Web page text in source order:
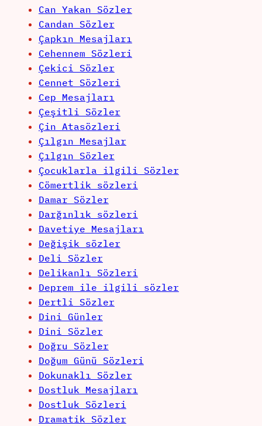
Can Yakan Sözler
Candan Sözler
Çapkın Mesajları
Cehennem Sözleri
Çekici Sözler
Cennet Sözleri
Cep Mesajları
Çeşitli Sözler
Çin Atasözleri
Çılgın Mesajlar
Çılgın Sözler
Çocuklarla ilgili Sözler
Cömertlik sözleri
Damar Sözler
Darğınlık sözleri
Davetiye Mesajları
Değişik sözler
Deli Sözler
Delikanlı Sözleri
Deprem ile ilgili sözler
Dertli Sözler
Dini Günler
Dini Sözler
Doğru Sözler
Doğum Günü Sözleri
Dokunaklı Sözler
Dostluk Mesajları
Dostluk Sözleri
Dramatik Sözler